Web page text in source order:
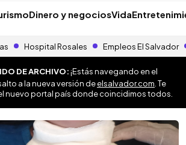
Dinero y negociosVida
Hospital Rosales Empleos El Salvador
DE ARCHIVO:¡Estás navegando en el
a la nueva versión deelsalvador.com . Te
nuevo portal país donde coincidimos todos.